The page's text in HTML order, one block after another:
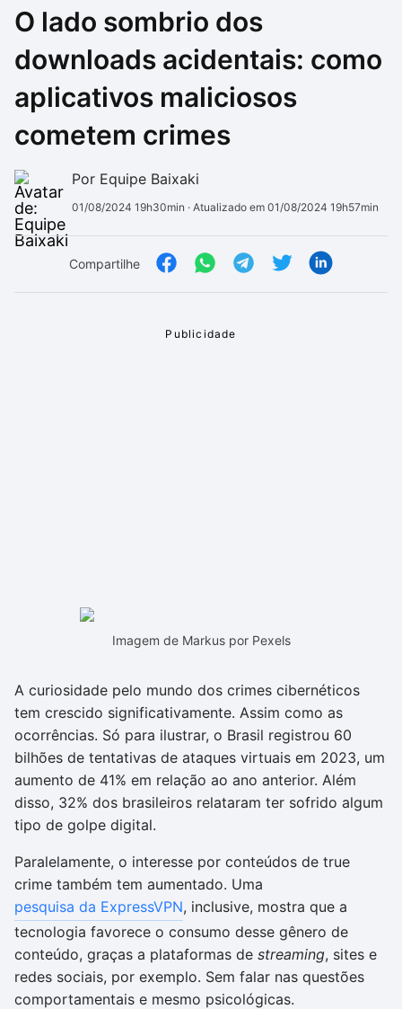
Ver mais
Ver mais
O lado sombrio dos
downloads acidentais: como
aplicativos maliciosos
cometem crimes
Por Equipe Baixaki
01/08/2024 19h30min · Atualizado em 01/08/2024 19h57min
Compartilhe
Imagem de Markus por Pexels
A curiosidade pelo mundo dos crimes cibernéticos
tem crescido significativamente. Assim como as
ocorrências. Só para ilustrar, o Brasil registrou 60
bilhões de tentativas de ataques virtuais em 2023, um
aumento de 41% em relação ao ano anterior. Além
disso, 32% dos brasileiros relataram ter sofrido algum
tipo de golpe digital.
Paralelamente, o interesse por conteúdos de true
crime também tem aumentado. Uma
pesquisa da ExpressVPN, inclusive, mostra que a
tecnologia favorece o consumo desse gênero de
conteúdo, graças a plataformas de streaming, sites e
redes sociais, por exemplo. Sem falar nas questões
comportamentais e mesmo psicológicas.